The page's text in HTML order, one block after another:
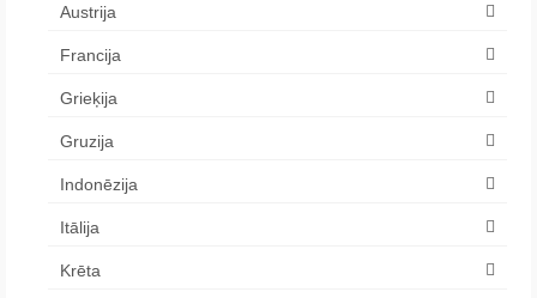
Austrija
Francija
Grieķija
Gruzija
Indonēzija
Itālija
Krēta